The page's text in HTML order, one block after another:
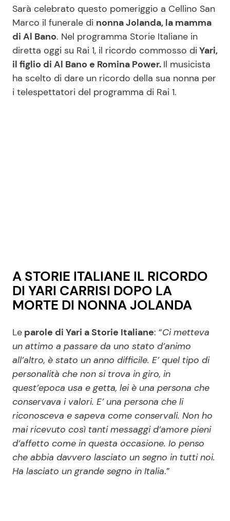
Casa
Moda e Style
Mondo Mamma
News benessere
Consigli di Cucina
Dolci
Le Ricette in TV
Primi Piatti
Info
Chi siamo
Disclaimer e Privacy
Redazione
Contattaci
Pubblicità
Privacy Policy
Sarà celebrato questo pomeriggio a Cellino San
Marco il funerale di nonna Jolanda, la mamma
di Al Bano. Nel programma Storie Italiane in
diretta oggi su Rai 1, il ricordo commosso di Yari,
il figlio di Al Bano e Romina Power. Il musicista
ha scelto di dare un ricordo della sua nonna per
i telespettatori del programma di Rai 1.
A STORIE ITALIANE IL RICORDO
DI YARI CARRISI DOPO LA
MORTE DI NONNA JOLANDA
Le parole di Yari a Storie Italiane: “Ci metteva
un attimo a passare da uno stato d’animo
all’altro, è stato un anno difficile. E’ quel tipo di
personalità che non si trova in giro, in
quest’epoca usa e getta, lei è una persona che
conservava i valori. E’ una persona che li
riconosceva e sapeva come conservali. Non ho
mai ricevuto così tanti messaggi d’amore pieni
d’affetto come in questa occasione. Io penso
che abbia davvero lasciato un segno in tutti noi.
Ha lasciato un grande segno in Italia.”